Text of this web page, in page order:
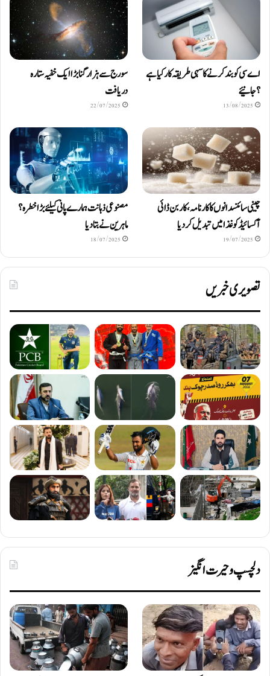
اے سی کو بند کرنے کا سہی طریقہ کار کیا ہے
؟ جانیئے
13/08/2025
سورج سے ہزار گنا بڑا ایک خفیہ ستارہ
دریافت
22/07/2025
چینی سائنسدانوں کا کارنامہ، کاربن ڈائی
آکسائیڈ کو غذا میں تبدیل کردیا
19/07/2025
مصنوعی ذہانت ہمارے پانی کیلئے بڑا خطرہ؟
ماہرین نے بتا دیا
18/07/2025
تصویری خبریں
دلچسپ و حیرت انگیز